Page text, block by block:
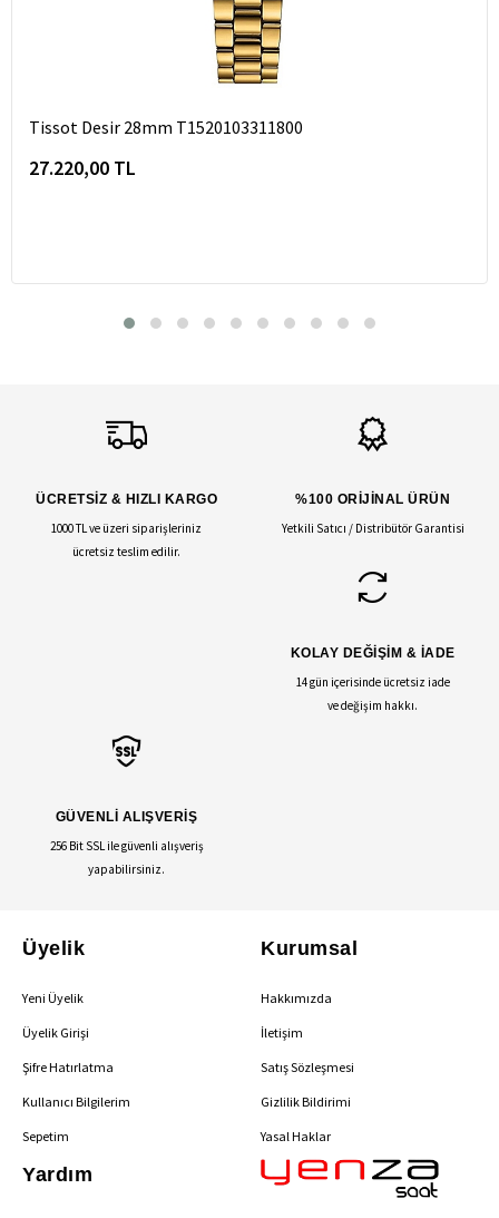
Tissot Desir 28mm T1520103311800
27.220,00 TL
ÜCRETSİZ & HIZLI KARGO
1000 TL ve üzeri siparişleriniz
ücretsiz teslim edilir.
%100 ORİJİNAL ÜRÜN
Yetkili Satıcı / Distribütör Garantisi
KOLAY DEĞİŞİM & İADE
14 gün içerisinde ücretsiz iade
ve değişim hakkı.
GÜVENLİ ALIŞVERİŞ
256 Bit SSL ile güvenli alışveriş
yapabilirsiniz.
Üyelik
Yeni Üyelik
Üyelik Girişi
Şifre Hatırlatma
Kullanıcı Bilgilerim
Sepetim
Kurumsal
Hakkımızda
İletişim
Satış Sözleşmesi
Gizlilik Bildirimi
Yasal Haklar
Yardım